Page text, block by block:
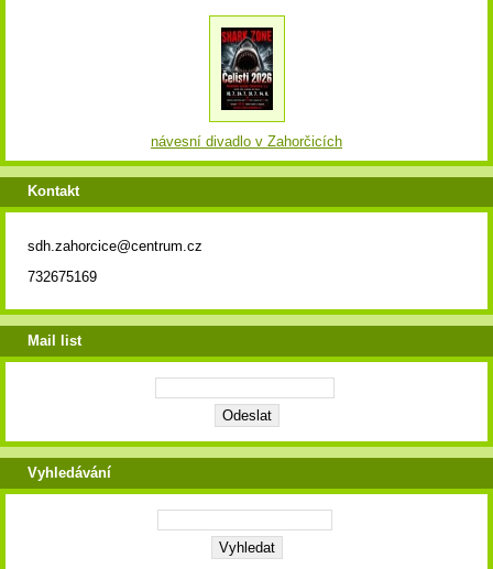
návesní divadlo v Zahorčicích
Kontakt
sdh.zahorcice@centrum.cz
732675169
Mail list
Vyhledávání